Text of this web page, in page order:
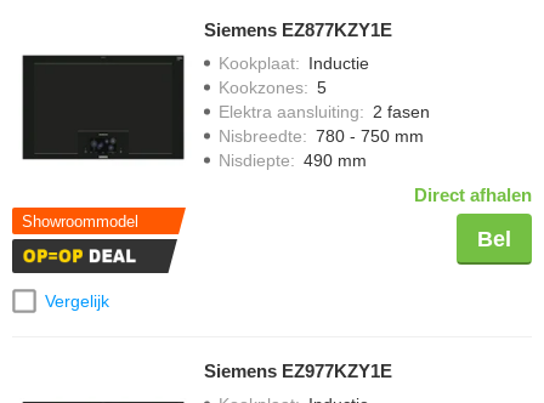
Showroommodel
Vergelijk
Siemens EZ877KZY1E
Kookplaat: Inductie
Kookzones: 5
Elektra aansluiting: 2 fasen
Nisbreedte: 780 - 750 mm
Nisdiepte: 490 mm
Direct afhalen
Bel
Siemens EZ977KZY1E